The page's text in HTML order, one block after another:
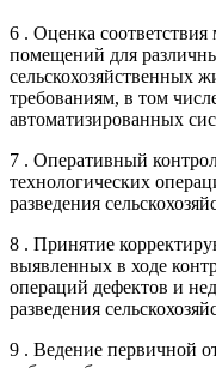
6 . Оценка
помещений для
сельскохозяйственных
требованиям, в том
автоматизированных
7 . Оперативный
технологических
разведения
8 . Принятие
выявленных в ходе
операций дефектов и
разведения
9 . Ведение первичной